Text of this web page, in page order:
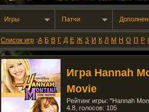
Игры Патчи
Список игр :А Б В Г Д Е Ж З И К Л М Н О П Р
Игра Hannah
Movie
Рейтинг игры: "Hannah
4.8 , голосов: 105